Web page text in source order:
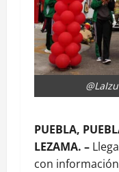
PUEBLA,
LEZAMA. –
con